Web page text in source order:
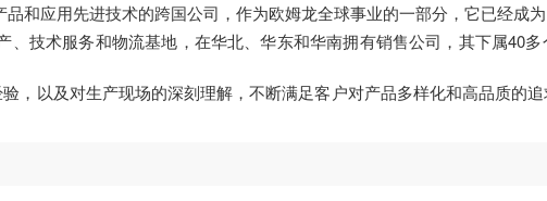
和应用先进技术的跨国公司，作为欧姆龙全球事业的一部分，它已经成为
技术服务和物流基地，在华北、华东和华南拥有销售公司，其下属40
，以及对生产现场的深刻理解，不断满足客户对产品多样化和高品质的